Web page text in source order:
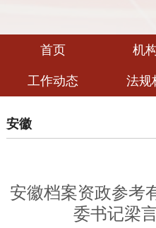
首页 机
工作动态 法规
安徽
安徽档案资政参考
委书记梁